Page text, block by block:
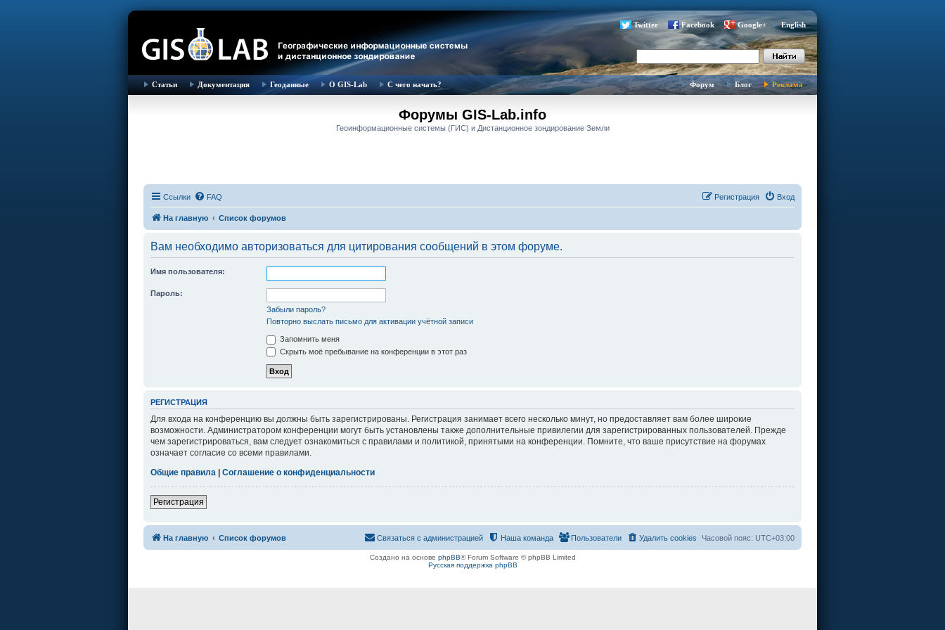
Twitter Facebook Google+ English
Статьи Документация Геоданные О GIS-Lab С чего начать? Форум Блог Реклама
Форумы GIS-Lab.info
Геоинформационные системы (ГИС) и Дистанционное зондирование Земли
Ссылки FAQ Вход
Регистрация
На главную Список форумов
Вам необходимо авторизоваться для цитирования сообщений в этом форуме.
Имя пользователя:
Пароль:
Забыли пароль?
Повторно выслать письмо для активации учётной записи
Запомнить меня
Скрыть моё пребывание на конференции в этот раз
РЕГИСТРАЦИЯ
Для входа на конференцию вы должны быть зарегистрированы. Регистрация занимает всего несколько минут, но предоставляет вам более широкие
возможности. Администратором конференции могут быть установлены также дополнительные привилегии для зарегистрированных пользователей. Прежде
чем зарегистрироваться, вам следует ознакомиться с правилами и политикой, принятыми на конференции. Помните, что ваше присутствие на форумах
означает согласие со всеми правилами.
Общие правила | Соглашение о конфиденциальности
Регистрация
На главную Список форумов Часовой пояс: UTC+03:00
Удалить cookies
Пользователи
Наша команда
Связаться с администрацией
Создано на основе phpBB® Forum Software © phpBB Limited
Русская поддержка phpBB